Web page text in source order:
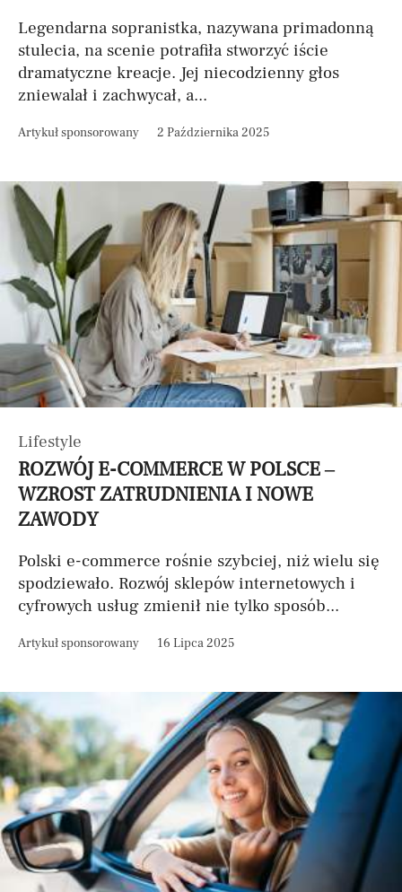
Legendarna sopranistka, nazywana primadonną
stulecia, na scenie potrafiła stworzyć iście
dramatyczne kreacje. Jej niecodzienny głos
zniewalał i zachwycał, a...
Artykuł sponsorowany 2 Października 2025
Lifestyle
ROZWÓJ E-COMMERCE W POLSCE –
WZROST ZATRUDNIENIA I NOWE
ZAWODY
Polski e-commerce rośnie szybciej, niż wielu się
spodziewało. Rozwój sklepów internetowych i
cyfrowych usług zmienił nie tylko sposób...
Artykuł sponsorowany 16 Lipca 2025